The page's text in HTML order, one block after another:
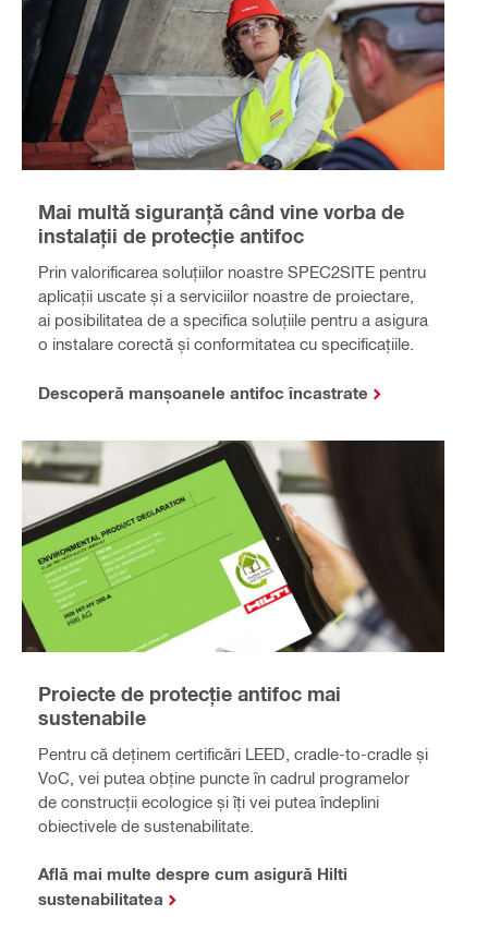
Mai multă siguranță când vine vorba de
instalații de protecție antifoc
Prin valorificarea soluțiilor noastre SPEC2SITE pentru
aplicații uscate și a serviciilor noastre de proiectare,
ai posibilitatea de a specifica soluțiile pentru a asigura
o instalare corectă și conformitatea cu specificațiile.
Descoperă manșoanele antifoc încastrate
Proiecte de protecție antifoc mai
sustenabile
Pentru că deținem certificări LEED, cradle-to-cradle și
VoC, vei putea obține puncte în cadrul programelor
de construcții ecologice și îți vei putea îndeplini
obiectivele de sustenabilitate.
Află mai multe despre cum asigură Hilti
sustenabilitatea